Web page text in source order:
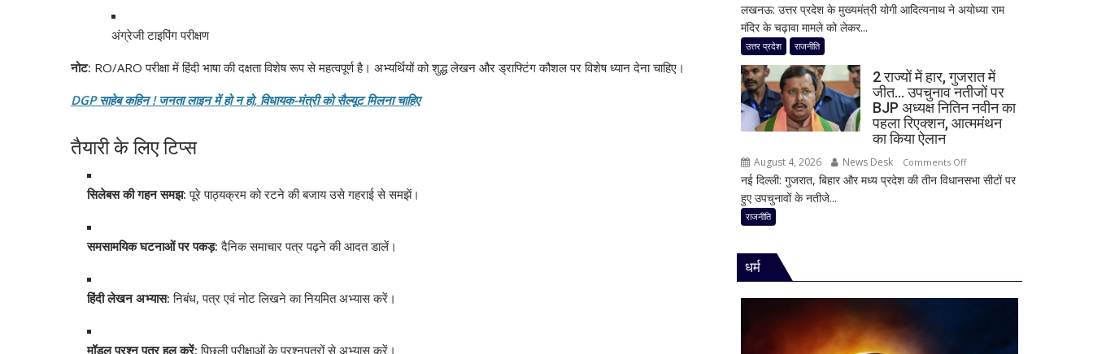
अंग्रेजी टाइपिंग परीक्षण
नोट: RO/ARO परीक्षा में हिंदी भाषा की दक्षता विशेष रूप से महत्वपूर्ण है। अभ्यर्थियों को शुद्ध लेखन और ड्राफ्टिंग कौशल पर विशेष ध्यान देना चाहिए।
DGP साहेब कहिन ! जनता लाइन में हो न हो, विधायक-मंत्री को सैल्यूट मिलना चाहिए
तैयारी के लिए टिप्स
सिलेबस की गहन समझ: पूरे पाठ्यक्रम को रटने की बजाय उसे गहराई से समझें।
समसामयिक घटनाओं पर पकड़: दैनिक समाचार पत्र पढ़ने की आदत डालें।
हिंदी लेखन अभ्यास: निबंध, पत्र एवं नोट लिखने का नियमित अभ्यास करें।
मॉडल प्रश्न पत्र हल करें: पिछली परीक्षाओं के प्रश्नपत्रों से अभ्यास करें।
पूरी
नई
जिम्मेदारियां
घोषित
राम
पर
विधानसभा
में
बड़ा
लखनऊ: उत्तर प्रदेश के मुख्यमंत्री योगी आदित्यनाथ ने अयोध्या राम
मंदिर के चढ़ावा मामले को लेकर...
उत्तर प्रदेश राजनीति
2 राज्यों में हार, गुजरात में
जीत… उपचुनाव नतीजों पर
BJP अध्यक्ष नितिन नवीन का
पहला रिएक्शन, आत्ममंथन
का किया ऐलान
August 4, 2026 News Desk Comments Offon
2
जीत…
नई दिल्ली: गुजरात, बिहार और मध्य प्रदेश की तीन विधानसभा सीटों पर
हुए उपचुनावों के नतीजे...
राजनीति
धर्म